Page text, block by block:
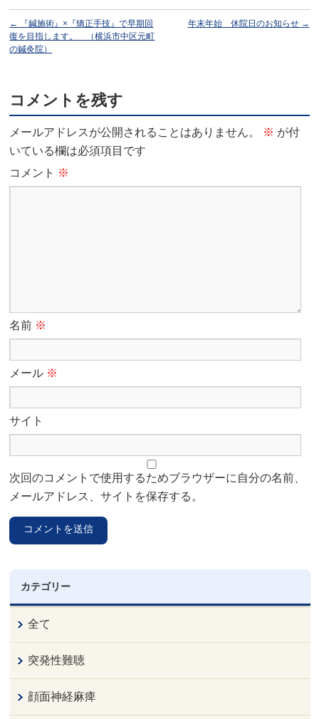
←
『鍼施術』×『矯正手技』で早期回
復を目指します。 （横浜市中区元町
の鍼灸院）
年末年始 休院日のお知らせ →
コメントを残す
メールアドレスが公開されることはありません。 ※ が付
いている欄は必須項目です
コメント ※
名前 ※
メール ※
サイト
次回のコメントで使用するためブラウザーに自分の名前、
メールアドレス、サイトを保存する。
カテゴリー
全て
突発性難聴
顔面神経麻痺